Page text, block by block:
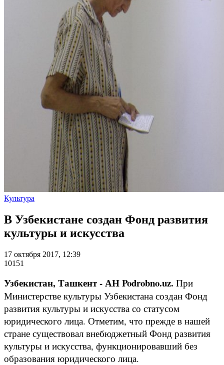
Культура
В Узбекистане создан Фонд развития
культуры и искусства
17 октября 2017, 12:39
10151
Узбекистан, Ташкент - АН Podrobno.uz. При
Министерстве культуры Узбекистана создан Фонд
развития культуры и искусства со статусом
юридического лица. Отметим, что прежде в нашей
стране существовал внебюджетный Фонд развития
культуры и искусства, функционировавший без
образования юридического лица.